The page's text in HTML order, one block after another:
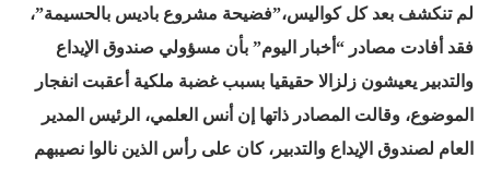
لم تنكشف بعد كل كواليس،”فضيحة مشروع باديس بالحسيمة”،
فقد أفادت مصادر “أخبار اليوم” بأن مسؤولي صندوق الإيداع
والتدبير يعيشون زلزالا حقيقيا بسبب غضبة ملكية أعقبت انفجار
الموضوع، وقالت المصادر ذاتها إن أنس العلمي، الرئيس المدير
العام لصندوق الإيداع والتدبير، كان على رأس الذين نالوا نصيبهم